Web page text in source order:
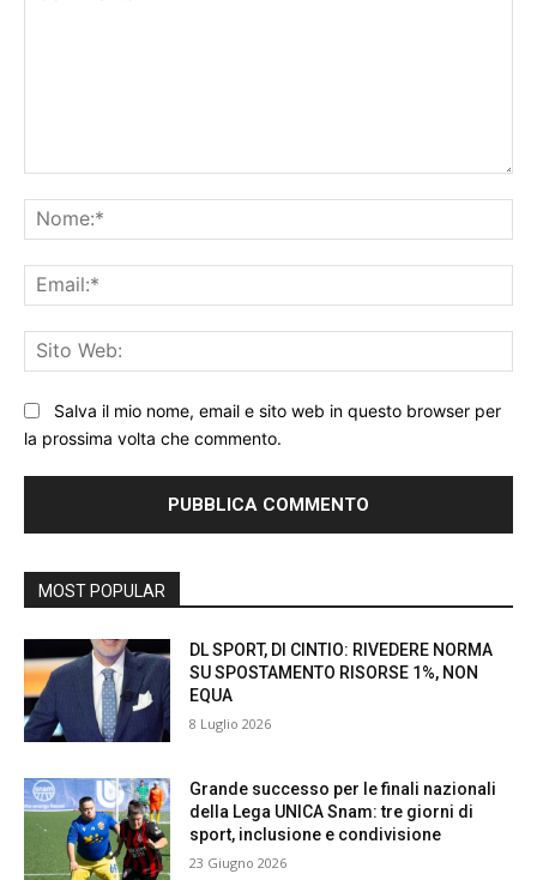
Salva il mio nome, email e sito web in questo browser per
la prossima volta che commento.
MOST POPULAR
DL SPORT, DI CINTIO: RIVEDERE NORMA
SU SPOSTAMENTO RISORSE 1%, NON
EQUA
8 Luglio 2026
Grande successo per le finali nazionali
della Lega UNICA Snam: tre giorni di
sport, inclusione e condivisione
23 Giugno 2026